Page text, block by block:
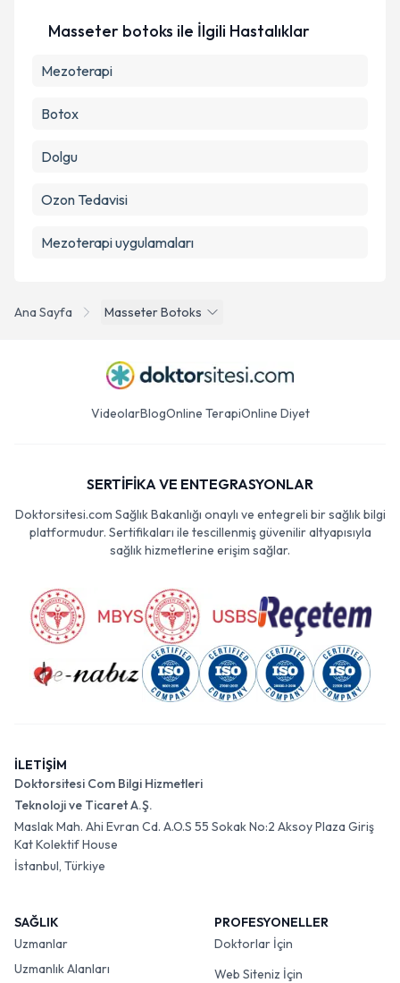
Ana Sayfa Masseter Botoks
Masseter botoks ile İlgili Hastalıklar
Mezoterapi
Botox
Dolgu
Ozon Tedavisi
Mezoterapi uygulamaları
VideolarBlogOnline TerapiOnline Diyet
SERTİFİKA VE ENTEGRASYONLAR
Doktorsitesi.com Sağlık Bakanlığı onaylı ve entegreli bir sağlık bilgi
platformudur. Sertifikaları ile tescillenmiş güvenilir altyapısıyla
sağlık hizmetlerine erişim sağlar.
İLETİŞİM
Doktorsitesi Com Bilgi Hizmetleri
Teknoloji ve Ticaret A.Ş.
Maslak Mah. Ahi Evran Cd. A.O.S 55 Sokak No:2 Aksoy Plaza Giriş
Kat Kolektif House
İstanbul, Türkiye
SAĞLIK
Uzmanlar
Uzmanlık Alanları
PROFESYONELLER
Doktorlar İçin
Web Siteniz İçin